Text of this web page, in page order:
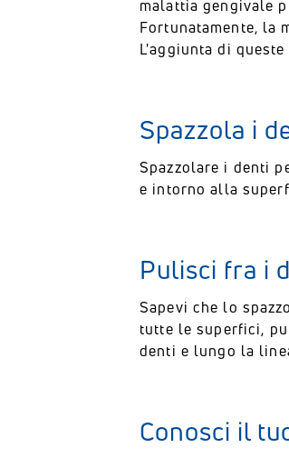
malattia gengivale
Fortunatamente, la
L'aggiunta di
Spazzola i
Spazzolare i denti
e intorno alla
Pulisci fra i
Sapevi che lo
tutte le superfici,
denti e lungo la
Conosci il